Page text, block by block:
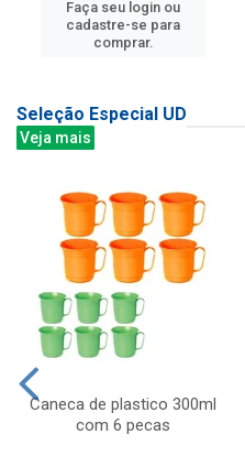
Faça seu login ou
cadastre-se para
comprar.
Seleção Especial UD
Veja mais
Caneca de plastico 300ml
com 6 pecas